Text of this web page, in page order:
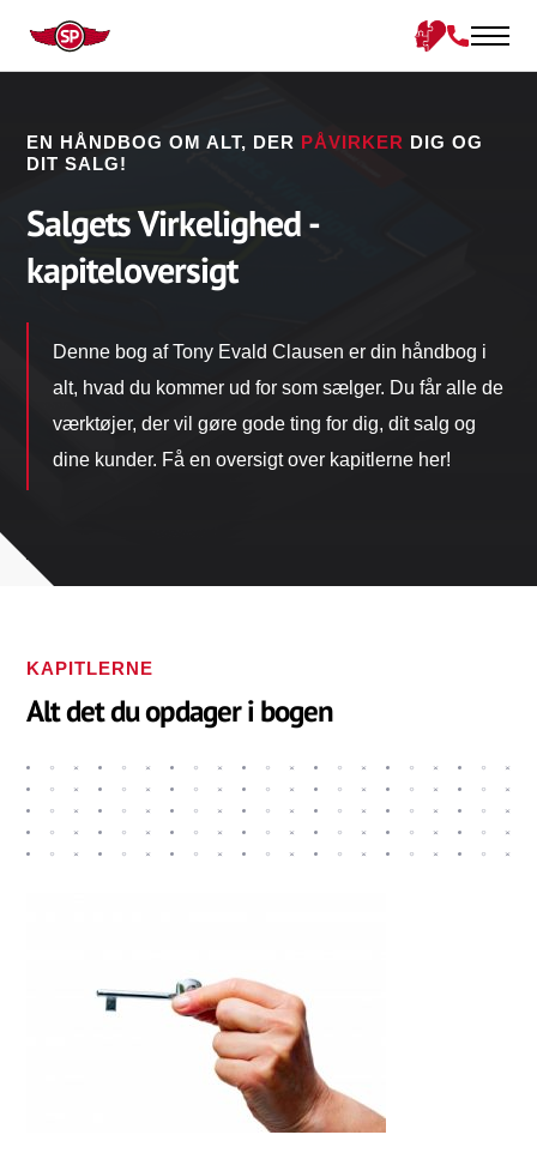
EN HÅNDBOG OM ALT, DER PÅVIRKER DIG OG
DIT SALG!
Salgets Virkelighed -
kapiteloversigt
Denne bog af Tony Evald Clausen er din håndbog i
alt, hvad du kommer ud for som sælger. Du får alle de
værktøjer, der vil gøre gode ting for dig, dit salg og
dine kunder. Få en oversigt over kapitlerne her!
KAPITLERNE
Alt det du opdager i bogen